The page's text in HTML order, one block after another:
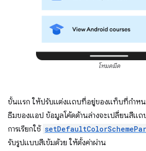
โหมดมืด
ขั้นแรก ให้ปรับแต่งแถบที่อยู่ของแท็บที่กำหน
ธีมของแอป ข้อมูลโค้ดด้านล่างจะเปลี่ยนสีแถ
การเรียกใช้
รับรูปแบบสีเข้มด้วย ให้ตั้งค่าผ่าน